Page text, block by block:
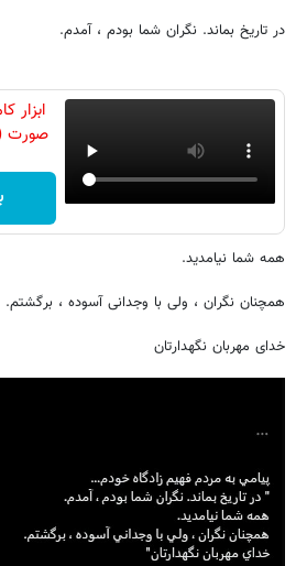
در تاریخ بماند. نگران شما بودم ، آمدم.
ابزار
صورت
همه شما نیامدید.
همچنان نگران ، ولی با وجدانی آسوده ، برگشتم.
خدای مهربان نگهدارتان